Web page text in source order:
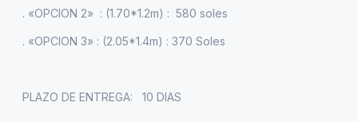
. «OPCION 2» : (1.70*1.2m) : 580 soles
. «OPCION 3» : (2.05*1.4m) : 370 Soles
PLAZO DE ENTREGA: 10 DIAS